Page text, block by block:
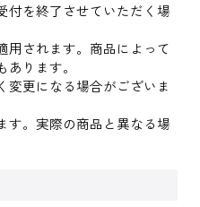
を終了させていただく場
されます。商品によって
ります。
更になる場合がございま
。実際の商品と異なる場